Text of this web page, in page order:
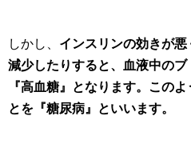
しかし、 インスリンの効きが
減少したりすると、血液中のブ
『高血糖』となります。この
とを『糖尿病』といいます。